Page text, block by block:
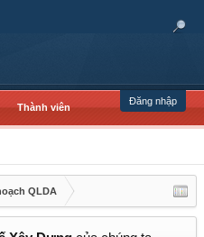
Đăng nhập
Thành viên
QLDA